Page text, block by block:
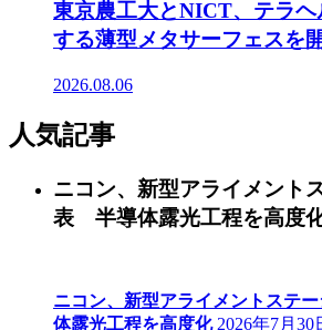
東京農工大とNICT、テラヘ
する薄型メタサーフェスを
2026.08.06
人気記事
ニコン、新型アライメント
表 半導体露光工程を高度
ニコン、新型アライメントステ
体露光工程を高度化 2026年7月30